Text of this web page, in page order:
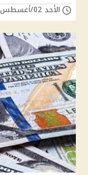
الأحد 02/أغسطس/2026 - 12:20 م